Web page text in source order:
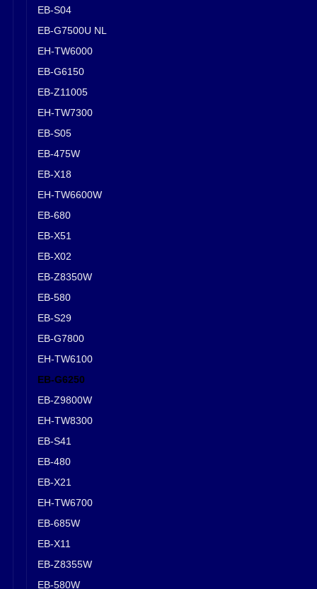
EB-S04
EB-G7500U NL
EH-TW6000
EB-G6150
EB-Z11005
EH-TW7300
EB-S05
EB-475W
EB-X18
EH-TW6600W
EB-680
EB-X51
EB-X02
EB-Z8350W
EB-580
EB-S29
EB-G7800
EH-TW6100
EB-G6250
EB-Z9800W
EH-TW8300
EB-S41
EB-480
EB-X21
EH-TW6700
EB-685W
EB-X11
EB-Z8355W
EB-580W